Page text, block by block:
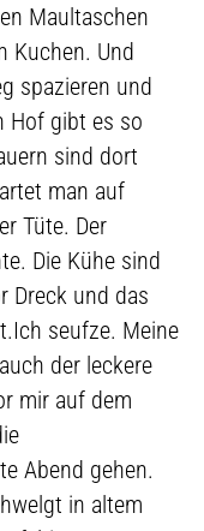
Maultaschen
Kuchen. Und
spazieren und
Hof gibt es so
sind dort
man auf
Tüte. Der
Die Kühe sind
Dreck und das
seufze. Meine
der leckere
mir auf dem
Abend gehen.
in altem